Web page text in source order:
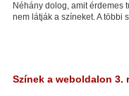
Néhány dolog, amit érdemes
nem látják a színeket. A többi
Színek a weboldalon 3.